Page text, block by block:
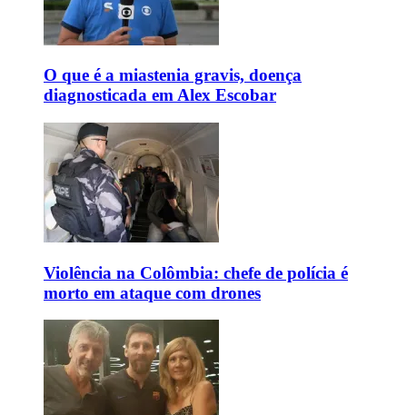
O que é a miastenia gravis, doença
diagnosticada em Alex Escobar
Violência na Colômbia: chefe de polícia é
morto em ataque com drones